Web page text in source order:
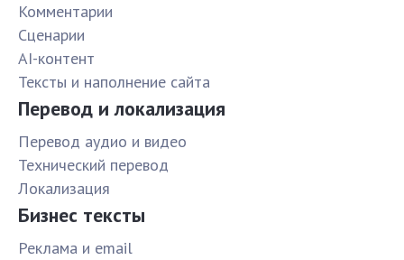
Комментарии
Сценарии
AI-контент
Тексты и наполнение сайта
Перевод и локализация
Перевод аудио и видео
Технический перевод
Локализация
Бизнес тексты
Реклама и email